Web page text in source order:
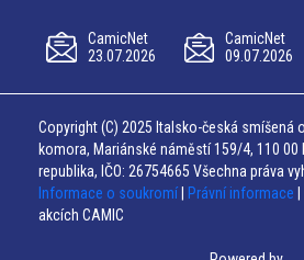
CamicNet
23.07.2026
CamicNet
09.07.2026
Copyright (C) 2025 Italsko-česká smíšená
komora, Mariánské náměstí 159/4, 110 00
republika, IČO: 26754665 Všechna práva
Informace o soukromí
Právní informace
akcích CAMIC